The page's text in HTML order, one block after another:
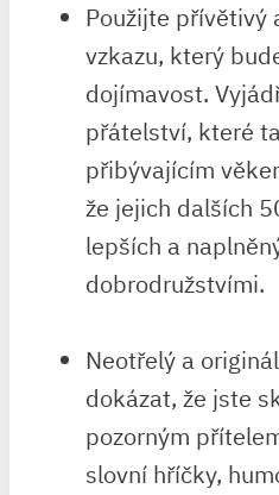
Použijte přívětivý
vzkazu, ‍který
dojímavost.
přátelství, které
přibývajícím
že⁢ jejich dalších
lepších a
dobrodružstvími.
Neotřelý a​
dokázat, že ⁣jste⁤
pozorným
slovní hříčky,